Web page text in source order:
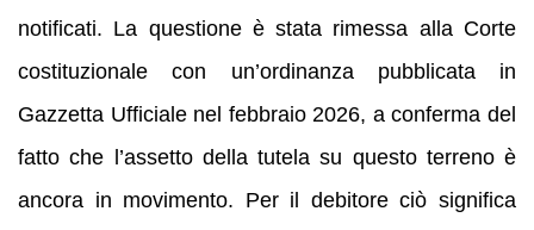
notificati. La questione è stata rimessa alla Corte
costituzionale con un’ordinanza pubblicata in
Gazzetta Ufficiale nel febbraio 2026, a conferma del
fatto che l’assetto della tutela su questo terreno è
ancora in movimento. Per il debitore ciò significa